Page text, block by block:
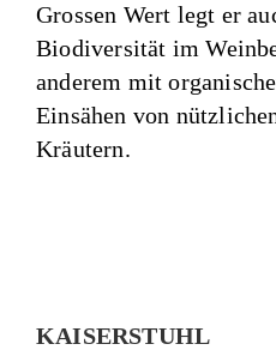
Grossen Wert legt er
Biodiversität im
anderem mit
Einsähen von
Kräutern.
KAISERSTUHL